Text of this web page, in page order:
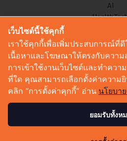
AI
Corp
Saucy
Based On
Videos
Podcast
เว็บไซต์นี้ใช้คุกกี้
เราใช้คุกกี้เพื่อเพิ่มประสบการณ์ที่
เนื้อหาและโฆษณาให้ตรงกับความ
การเข้าใช้งานเว็บไซต์และทำควา
ที่ใด คุณสามารถเลือกตั้งค่าความ
คลิก “การตั้งค่าคุกกี้” อ่าน นโยบา
ยอมรับทั้งห